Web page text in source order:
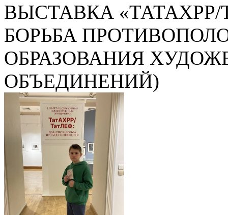
ВЫСТАВКА
БОРЬБА
ОБРАЗОВАНИЯ
ОБЪЕДИНЕНИЙ)